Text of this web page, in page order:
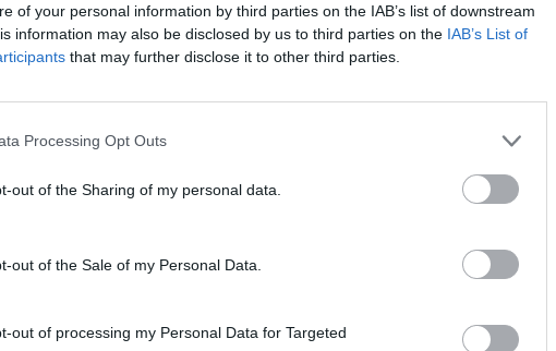
of your personal information by third parties on the IAB’s list of downstream
information may also be disclosed by us to third parties on the IAB’s List of
that may further disclose it to other third parties.
Processing Opt Outs
out of the Sharing of my personal data.
out of the Sale of my Personal Data.
out of processing my Personal Data for Targeted
να επιλέγουν ηλεκτρικό όχημα από κατάλογο επιλέξιμων μοντέλων που
μοντέλων.